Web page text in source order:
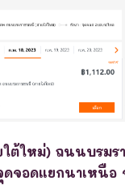
ใต้ใหม่) ถนนบรม
จอดแยกนาเหนือ